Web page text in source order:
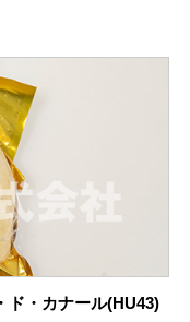
ド・カナール(HU43)